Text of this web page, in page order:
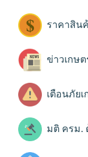
ราคาสิน
ข่าวเกษ
เตือนภัยเ
มติ ครม.